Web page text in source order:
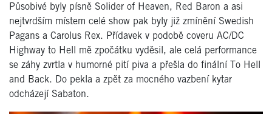
Působivé byly písně Solider of Heaven, Red Baron a asi
nejtvrdším místem celé show pak byly již zmínění Swedish
Pagans a Carolus Rex. Přídavek v podobě coveru AC/DC
Highway to Hell mě zpočátku vyděsil, ale celá performance
se záhy zvrtla v humorné pití piva a přešla do finální To Hell
and Back. Do pekla a zpět za mocného vazbení kytar
odcházejí Sabaton.